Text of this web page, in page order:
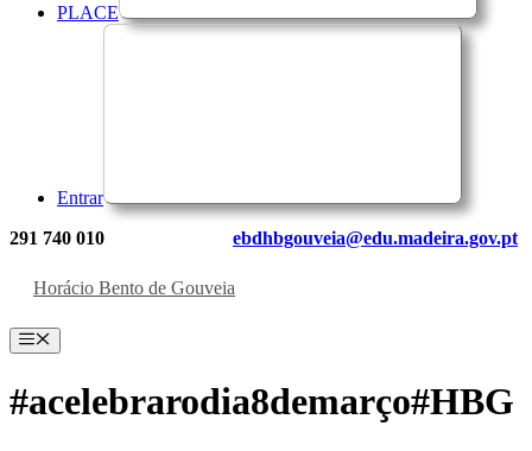
PLACE
Entrar
291 740 010 ebdhbgouveia@edu.madeira.gov.pt
Horácio Bento de Gouveia
Menu
#acelebrarodia8demarço#HBG